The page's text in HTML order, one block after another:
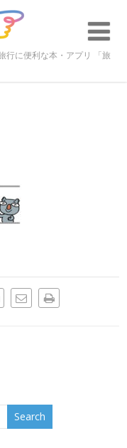
行に便利な本・アプリ 「旅